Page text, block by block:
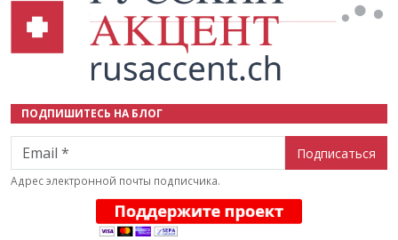
ПОДПИШИТЕСЬ НА БЛОГ
Email
Адрес электронной почты подписчика.